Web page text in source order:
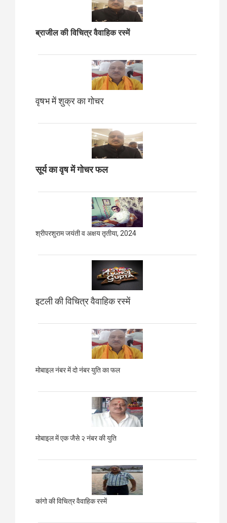
ब्राजील की विचित्र वैवाहिक रस्में
वृषभ में शुक्र का गोचर
सूर्य का वृष में गोचर फल
श्रीपरशुराम जयंती व अक्षय तृतीया, 2024
इटली की विचित्र वैवाहिक रस्में
मोबाइल नंबर में दो नंबर युति का फल
मोबाइल में एक जैसे २ नंबर की युति
कांगो की विचित्र वैवाहिक रस्में